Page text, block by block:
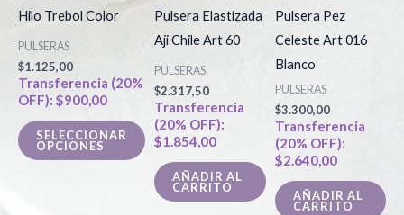
Hilo Trebol Color
PULSERAS
$1.125,00
Transferencia (20%
OFF): $900,00
SELECCIONAR
OPCIONES
Las
opciones
se
pueden
elegir
en
Pulsera Elastizada
Aji Chile Art 60
PULSERAS
$2.317,50
Transferencia
(20% OFF):
$1.854,00
AÑADIR AL
CARRITO
Pulsera Pez
Celeste Art 016
Blanco
PULSERAS
$3.300,00
Transferencia
(20% OFF):
$2.640,00
AÑADIR AL
CARRITO